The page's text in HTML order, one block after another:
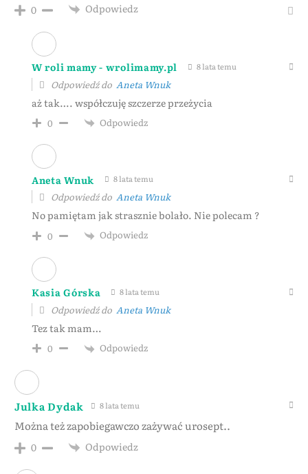
0 Odpowiedz
W roli mamy - wrolimamy.pl 8 lata temu
Odpowiedź do Aneta Wnuk
aż tak…. współczuję szczerze przeżycia
0 Odpowiedz
Aneta Wnuk 8 lata temu
Odpowiedź do Aneta Wnuk
No pamiętam jak strasznie bolało. Nie polecam ?
0 Odpowiedz
Kasia Górska 8 lata temu
Odpowiedź do Aneta Wnuk
Tez tak mam…
0 Odpowiedz
Julka Dydak 8 lata temu
Można też zapobiegawczo zażywać urosept..
0 Odpowiedz